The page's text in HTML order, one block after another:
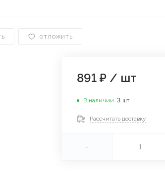
ОТЛОЖИТЬ
891 ₽ / шт
В наличии 3 шт
Рассчитать доставку
-